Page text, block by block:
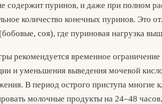
содержит пуринов, и даже при полном
количество конечных пуринов. Это
соя), где пуриновая нагрузка
рекомендуется временное
и уменьшения выведения мочевой
В период острого приступа многие
молочные продукты на 24–48